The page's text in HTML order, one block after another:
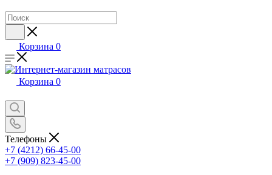
Корзина 0
Корзина 0
Телефоны
+7 (4212) 66-45-00
+7 (909) 823-45-00